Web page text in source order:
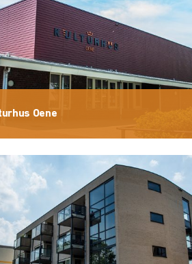
Oene